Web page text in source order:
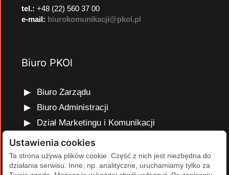
tel.: +48 (22) 560 37 00
e-mail: biurokomunikacji@pkol.pl
Biuro PKOl
Biuro Zarządu
Biuro Administracji
Dział Marketingu i Komunikacji
Dział Edukacji Olimpijskiej
Dział Finansów i Kadr
Dział Projektów Olimpijskich
Ustawienia cookies
Ta strona używa plików cookie. Część z nich jest niezbędna do
działania serwisu. Inne, np. analityczne, uruchamiamy tylko za